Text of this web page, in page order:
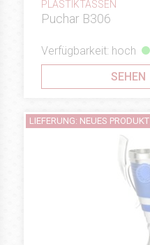
PLASTIKTASSEN
Puchar B306
Verfügbarkeit: hoch
SEHEN
LIEFERUNG: NEUES PRODUKT